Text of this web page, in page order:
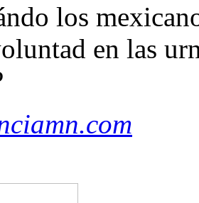
los
en las